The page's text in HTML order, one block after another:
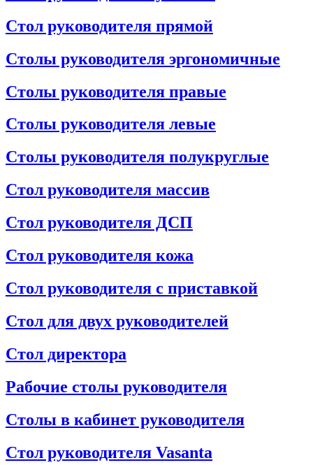
Стол руководителя прямой
Столы руководителя эргономичные
Столы руководителя правые
Столы руководителя левые
Столы руководителя полукруглые
Стол руководителя массив
Стол руководителя ДСП
Стол руководителя кожа
Стол руководителя с приставкой
Стол для двух руководителей
Стол директора
Рабочие столы руководителя
Столы в кабинет руководителя
Стол руководителя Vasanta